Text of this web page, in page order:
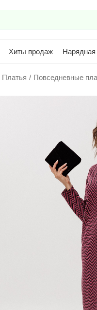
Хиты продаж Нарядная
Платья / Повседневные